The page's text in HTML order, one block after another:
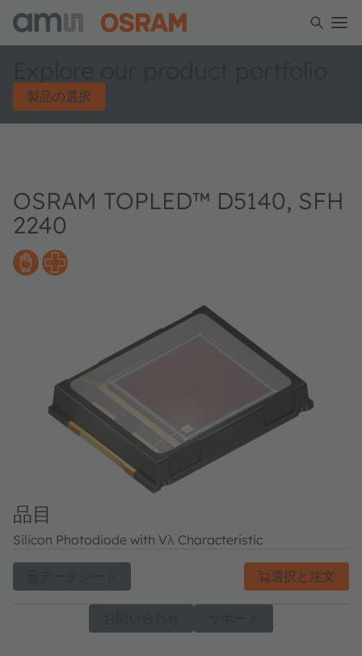
製品の選択
OSRAM TOPLED™ D5140, SFH
2240
品目
Silicon Photodiode with Vλ Characteristic
選択と注文